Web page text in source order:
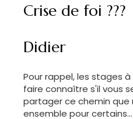
Crise de foi ???
Didier
Pour rappel, les stages
faire connaître s'il vous
partager ce chemin que
ensemble pour certains...